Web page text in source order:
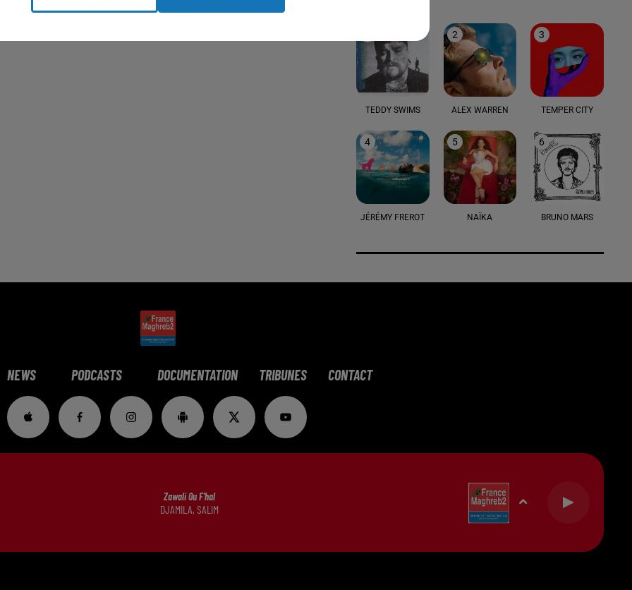
TEDDY SWIMS
2
ALEX WARREN
3
TEMPER CITY
4
JÉRÉMY FREROT
5
NAÏKA
6
BRUNO MARS
NEWS PODCASTS DOCUMENTATION TRIBUNES CONTACT
Zawali Ou F'hal
DJAMILA, SALIM